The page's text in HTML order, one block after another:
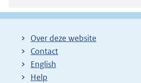
Over deze website
Contact
English
Help